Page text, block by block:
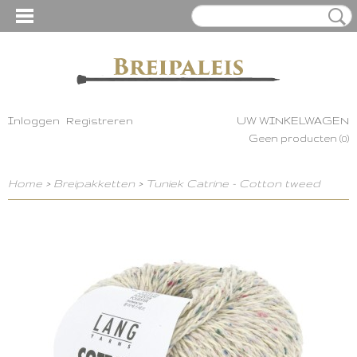
Inloggen Registreren UW WINKELWAGEN
Geen producten (0)
Home > Breipakketten > Tuniek Catrine - Cotton tweed